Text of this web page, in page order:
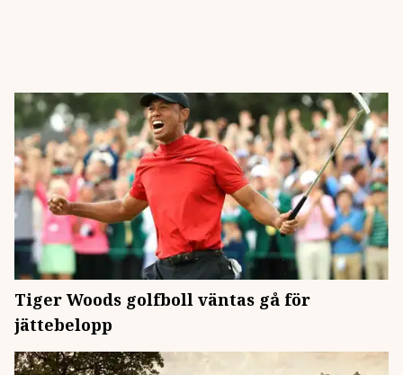
Tiger Woods golfboll väntas gå för
jättebelopp